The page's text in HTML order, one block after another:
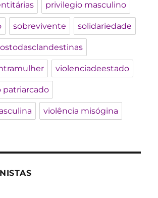
privilegio masculino
sobrevivente solidariedade
violenciadeestado
patriarcado
violência misógina